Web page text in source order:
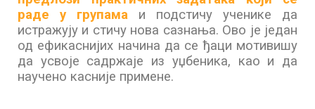
раде у групама и подстичу ученике да
истражују и стичу нова сазнања. Ово је један
од ефикаснијих начина да се ђаци мотивишу
да усвоје садржаје из уџбеника, као и да
научено касније примене.